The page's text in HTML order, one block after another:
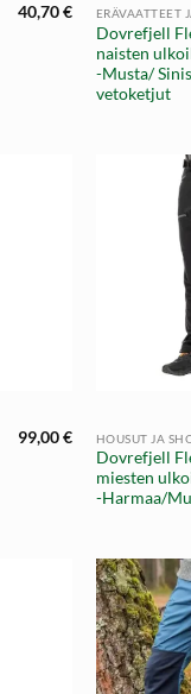
40,70€
Dovrefjell
naisten
-Musta/
vetoketjut
99,00€ HOUSUT JA
Dovrefjell
miesten
-Harmaa/